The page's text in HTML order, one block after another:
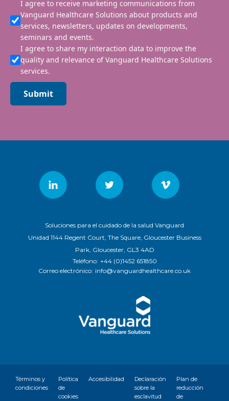
I agree to receive marketing communications from
Vanguard Healthcare Solutions about products and
services, newsletters, updates on developments,
seminars and events.
I agree to share my interaction data to improve the
quality and relevance of Vanguard Healthcare Solutions
services.
Submit
Soluciones para el cuidado de la salud Vanguard
Unidad 1144 Regent Court, The Square, Gloucester Business
Park, Gloucester, GL3 4AD
Teléfono: +44 (0)1452 651850
Correo electrónico: info@vanguardhealthcare.co.uk
Términos y
condiciones
Política
de
cookies
Accesibilidad
Declaración
sobre la
esclavitud
Plan de
reducción
de